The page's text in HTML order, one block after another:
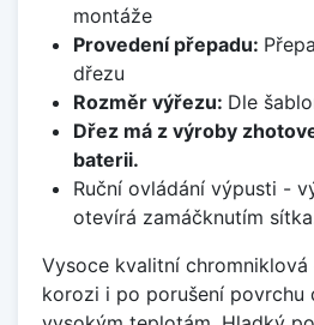
montáže
Provedení přepadu:
dřezu
Rozměr výřezu: Dle
Dřez má z výroby
baterii.
Ruční ovládání výpusti -
otevírá zamáčknutím
Vysoce kvalitní
korozi i po porušení povrchu